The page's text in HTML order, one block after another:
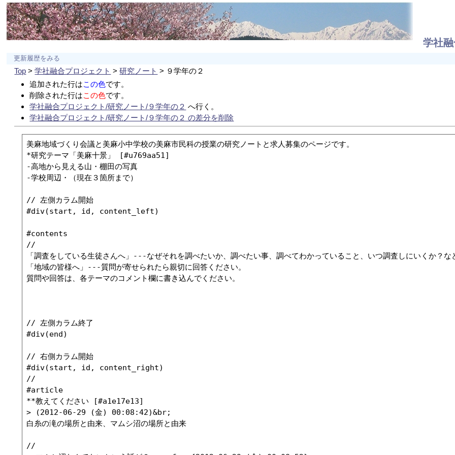
学社
更新履歴をみる
Top >学社融合プロジェクト >研究ノート > ９学年の２
追加された行はこの色です。
削除された行はこの色です。
学社融合プロジェクト/研究ノート/９学年の２ へ行く。
学社融合プロジェクト/研究ノート/９学年の２ の差分を削除
美麻地域づくり会議と美麻小中学校の美麻市民科の授業の研究ノートと求人募集のページです。
*研究テーマ「美麻十景」 [#u769aa51]
-高地から見える山・棚田の写真
-学校周辺・（現在３箇所まで）
// 左側カラム開始
#div(start, id, content_left)
#contents
//
「調査をしている生徒さんへ」---なぜそれを調べたいか、調べたい事、調べてわかっていること、いつ調査しにいくか？な
「地域の皆様へ」---質問が寄せられたら親切に回答ください。
質問や回答は、各テーマのコメント欄に書き込んでください。
// 左側カラム終了
#div(end)
// 右側カラム開始
#div(start, id, content_right)
//
#article
**教えてください [#a1e17e13]
> (2012-06-29 (金) 00:08:42)&br;
白糸の滝の場所と由来、マムシ沼の場所と由来
//